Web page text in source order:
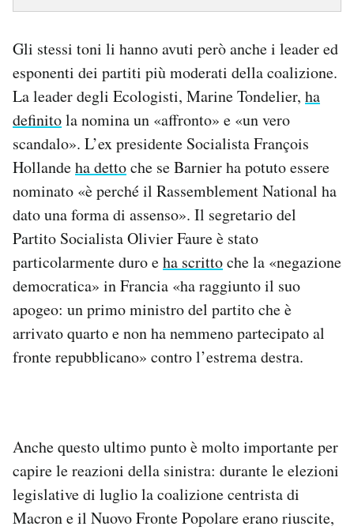
Gli stessi toni li hanno avuti però anche i leader ed
esponenti dei partiti più moderati della coalizione.
La leader degli Ecologisti, Marine Tondelier, ha
definitola nomina un «affronto» e «un vero
scandalo». L’ex presidente Socialista François
Hollandeha dettoche se Barnier ha potuto essere
nominato «è perché il Rassemblement National ha
dato una forma di assenso». Il segretario del
Partito Socialista Olivier Faure è stato
particolarmente duro eha scrittoche la «negazione
democratica» in Francia «ha raggiunto il suo
apogeo: un primo ministro del partito che è
arrivato quarto e non ha nemmeno partecipato al
fronte repubblicano» contro l’estrema destra.
Anche questo ultimo punto è molto importante per
capire le reazioni della sinistra: durante le elezioni
legislative di luglio la coalizione centrista di
Macron e il Nuovo Fronte Popolare erano riuscite,